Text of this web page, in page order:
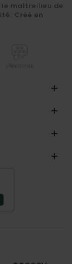
maître lieu de
Créé en



